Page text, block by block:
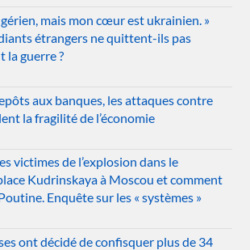
mais mon cœur est ukrainien. »
étrangers ne quittent-ils pas
la guerre ?
aux banques, les attaques contre
la fragilité de l’économie
victimes de l’explosion dans le
Kudrinskaya à Moscou et comment
Enquête sur les « systèmes »
ont décidé de confisquer plus de 34